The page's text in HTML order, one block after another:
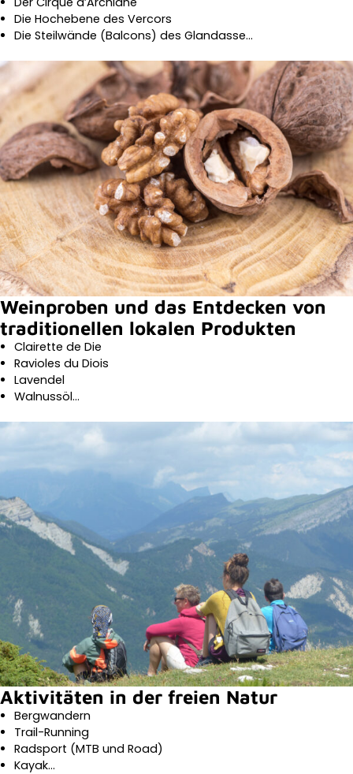
Die Hochebene des Vercors
Die Steilwände (Balcons) des Glandasse…
Weinproben und das Entdecken von
traditionellen lokalen Produkten
Clairette de Die
Ravioles du Diois
Lavendel
Walnussöl…
Aktivitäten in der freien Natur
Bergwandern
Trail-Running
Radsport (MTB und Road)
Kayak…